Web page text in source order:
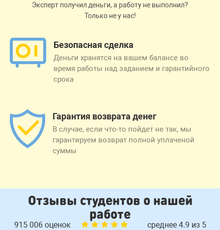
Эксперт получил деньги, а работу не выполнил?
Только не у нас!
Безопасная сделка
Деньги хранятся на вашем балансе во
время работы над заданием и гарантийного
срока
Гарантия возврата денег
В случае, если что-то пойдет не так, мы
гарантируем возврат полной уплаченой
суммы
Отзывы студентов о нашей
работе
915 006 оценок среднее 4.9 из 5